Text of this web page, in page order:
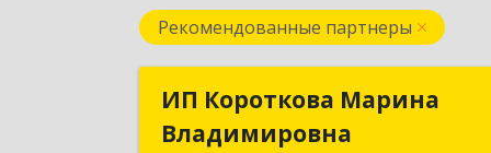
Рекомендованные партнеры
ИП Короткова Марина
Владимировна
ИП Короткова Марина
Владимировна